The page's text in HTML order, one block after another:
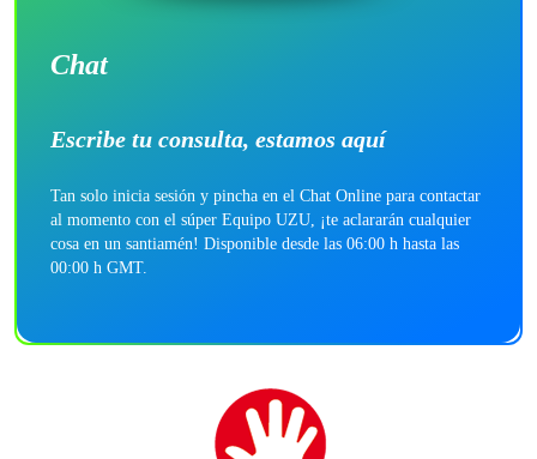
Chat
Escribe tu consulta, estamos aquí
Tan solo inicia sesión y pincha en el Chat Online para contactar
al momento con el súper Equipo UZU, ¡te aclararán cualquier
cosa en un santiamén! Disponible desde las 06:00 h hasta las
00:00 h GMT.